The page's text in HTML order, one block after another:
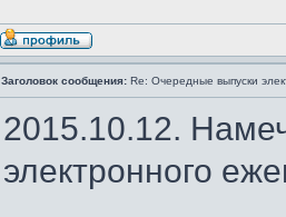
Заголовок сообщения: Re: Очередные выпуски
2015.10.12.
электронного